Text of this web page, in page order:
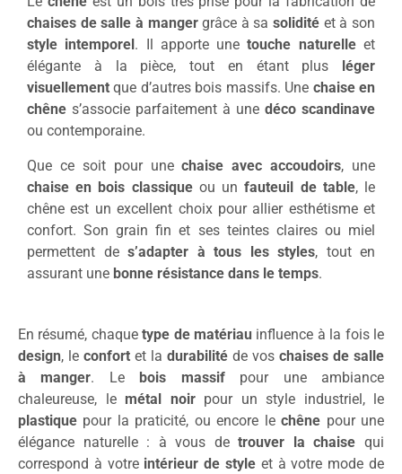
chaises de salle à mangergrâce à sasolidité et à son
style intemporel . Il apporte unetouche naturelleet
élégante à la pièce, tout en étant plus
léger
visuellement que d’autres bois massifs. Une chaise en
chêne s’associe parfaitement à une déco scandinave
ou contemporaine.
Que ce soit pour unechaise avec accoudoirs, une
chaise en bois classiqueou unfauteuil de table, le
chêne est un excellent choix pour allier esthétisme et
confort. Son grain fin et ses teintes claires ou miel
permettent de s’adapter à tous les styles, tout en
assurant une bonne résistance dans le temps.
En résumé, chaquetype de matériau influence à la fois le
design, le confort et la durabilité de vos chaises de salle
à manger. Le bois massifpour une ambiance
chaleureuse, le métal noirpour un style industriel, le
plastique pour la praticité, ou encore lechêne pour une
élégance naturelle : à vous detrouver la chaise qui
correspond à votre intérieur de style et à votre mode de